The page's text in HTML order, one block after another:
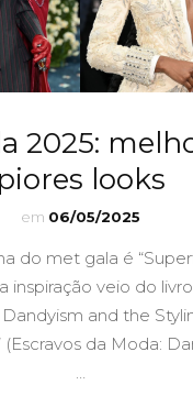
2025:
piores looks
em 06/05/2025
do met gala é
inspiração veio do
and the
(Escravos da Moda:
…